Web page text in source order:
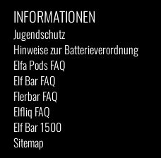
INFORMATIONEN
Jugendschutz
Hinweise zur Batterieverordnung
Elfa Pods FAQ
Elf Bar FAQ
Flerbar FAQ
Elfliq FAQ
Elf Bar 1500
Sitemap